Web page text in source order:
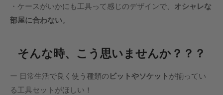
・ケースがいかにも工具って感じのデザインで、 オシャレな
部屋に合わない。
そんな時、こう思いませんか？？？
ー 日常生活で良く使う種類の ビットやソケット が揃ってい
る工具セットがほしい！